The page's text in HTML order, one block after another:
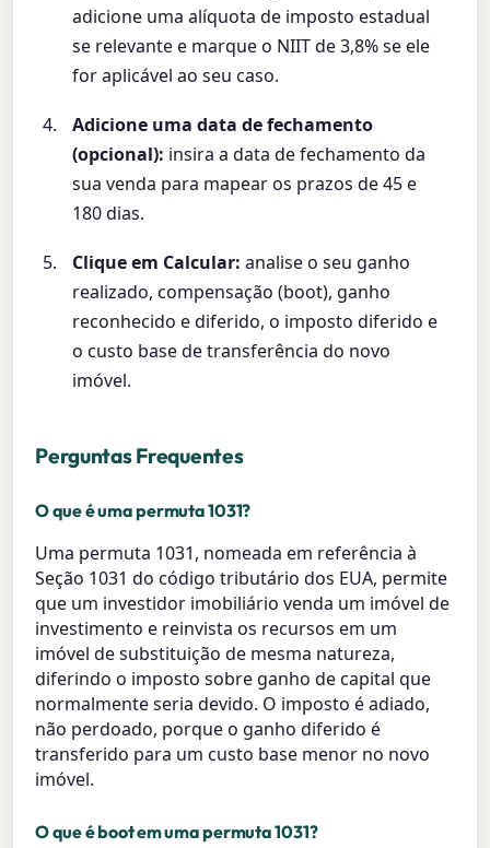
adicione uma alíquota de imposto estadual
se relevante e marque o NIIT de 3,8% se ele
for aplicável ao seu caso.
Adicione uma data de fechamento
(opcional): insira a data de fechamento da
sua venda para mapear os prazos de 45 e
180 dias.
Clique em Calcular: analise o seu ganho
realizado, compensação (boot), ganho
reconhecido e diferido, o imposto diferido e
o custo base de transferência do novo
imóvel.
Perguntas Frequentes
O que é uma permuta 1031?
Uma permuta 1031, nomeada em referência à
Seção 1031 do código tributário dos EUA, permite
que um investidor imobiliário venda um imóvel de
investimento e reinvista os recursos em um
imóvel de substituição de mesma natureza,
diferindo o imposto sobre ganho de capital que
normalmente seria devido. O imposto é adiado,
não perdoado, porque o ganho diferido é
transferido para um custo base menor no novo
imóvel.
O que é boot em uma permuta 1031?